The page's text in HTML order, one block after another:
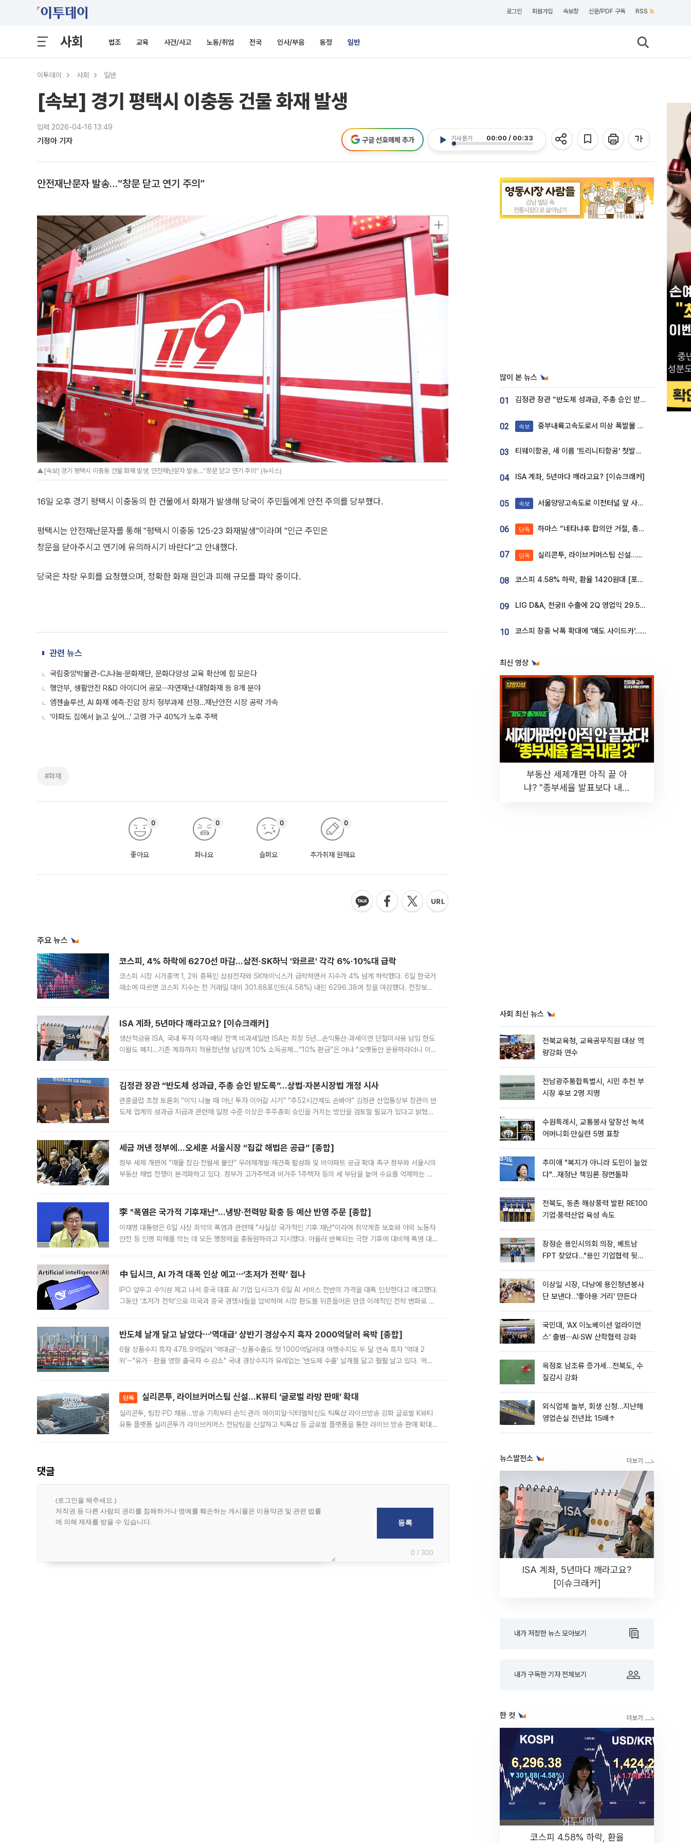
로그인 회원가입 속보창 신문/PDF 구독 RSS
사회 법조 교육 사건/사고 노동/취업 전국 인사/부음 동정 일반
이투데이 사회 일반
[속보] 경기 평택시 이충동 건물 화재 발생
입력 2026-04-16 13:49
기정아 기자 기사 듣기 00:00 / 00:33
구글 선호매체 추가
안전재난문자 발송…“창문 닫고 연기 주의”
▲[속보] 경기 평택시 이충동 건물 화재 발생, 안전재난문자 발송…“창문 닫고 연기 주의” (뉴시스)
16일 오후 경기 평택시 이충동의 한 건물에서 화재가 발생해 당국이 주민들에게 안전 주의를 당부했다.
평택시는 안전재난문자를 통해 "평택시 이충동 125-23 화재발생"이라며 "인근 주민은
창문을 닫아주시고 연기에 유의하시기 바란다"고 안내했다.
당국은 차량 우회를 요청했으며, 정확한 화재 원인과 피해 규모를 파악 중이다.
관련 뉴스
국립중앙박물관-CJ나눔·문화재단, 문화다양성 교육 확산에 힘 모은다
행안부, 생활안전 R&D 아이디어 공모⋯자연재난·대형화재 등 8개 분야
엠젠솔루션, AI 화재 예측·진압 장치 정부과제 선정…재난안전 시장 공략 가속
‘아파도 집에서 늙고 싶어…’ 고령 가구 40%가 노후 주택
#화재
좋아요
0
화나요
0
슬퍼요
0
추가취재 원해요
0
주요 뉴스
코스피, 4% 하락에 6270선 마감…삼전·SK하닉 '와르르' 각각 6%·10%대 급락
코스피 시장 시가총액 1, 2위 종목인 삼성전자와 SK하이닉스가 급락하면서 지수가 4% 넘게 하락했다. 6일 한국거
래소에 따르면 코스피 지수는 전 거래일 대비 301.88포인트(4.58%) 내린 6296.38에 장을 마감했다. 전장보다
ISA 계좌, 5년마다 깨라고요? [이슈크래커]
생산적금융 ISA, 국내 투자 이자·배당 전액 비과세일반 ISA는 최장 5년…손익통산·과세이연 단절미사용 납입 한도
이월도 폐지…기존 계좌까지 적용청년형 납입액 10% 소득공제…“10% 환급”은 아냐 “오랫동안 운용하라더니 이제
김정관 장관 “반도체 성과급, 주총 승인 받도록”…상법·자본시장법 개정 시사
관훈클럽 초청 토론회 “이익 나눌 때 아닌 투자 이어갈 시기” “주52시간제도 손봐야” 김정관 산업통상부 장관이 반
도체 업계의 성과급 지급과 관련해 일정 수준 이상은 주주총회 승인을 거치는 방안을 검토할 필요가 있다고 밝혔다.
세금 꺼낸 정부에…오세훈 서울시장 “집값 해법은 공급” [종합]
정부 세제 개편에 “매물 잠김·전월세 불안” 우려재개발·재건축 활성화 및 비아파트 공급 확대 촉구 정부와 서울시의
부동산 해법 전쟁이 본격화하고 있다. 정부가 고가주택과 비거주 1주택자 등의 세 부담을 높여 수요를 억제하는 카
李 "폭염은 국가적 기후재난"…냉방·전력망 확충 등 예산 반영 주문 [종합]
이재명 대통령은 6일 사상 최악의 폭염과 관련해 "사실상 국가적인 기후 재난"이라며 취약계층 보호와 야외 노동자
안전 등 인명 피해를 막는 데 모든 행정력을 총동원하라고 지시했다. 아울러 반복되는 극한 기후에 대비해 폭염 대응
中 딥시크, AI 가격 대폭 인상 예고⋯‘초저가 전략’ 접나
IPO 앞두고 수익성 제고 나서 중국 대표 AI 기업 딥시크가 6일 AI 서비스 전반의 가격을 대폭 인상한다고 예고했다.
그동안 ‘초저가 전략’으로 미국과 중국 경쟁사들을 압박하며 시장 판도를 뒤흔들어온 만큼 이례적인 전략 변화로 평
반도체 날개 달고 날았다⋯'역대급' 상반기 경상수지 흑자 2000억달러 육박 [종합]
6월 상품수지 흑자 478.9억달러 '역대급'⋯상품수출도 첫 1000억달러대 여행수지도 두 달 연속 흑자 '역대 2
위'⋯"유가ㆍ환율 영향 출국자 수 감소" 국내 경상수지가 유례없는 '반도체 수출' 날개를 달고 훨훨 날고 있다. 역대
단독 실리콘투, 라이브커머스팀 신설…K뷰티 ‘글로벌 라방 판매’ 확대
실리콘투, 팀장·PD 채용…방송 기획부터 손익 관리 에이피알·닥터멜락신도 틱톡샵 라이브방송 강화 글로벌 K뷰티
유통 플랫폼 실리콘투가 라이브커머스 전담팀을 신설하고 틱톡샵 등 글로벌 플랫폼을 통한 라이브 방송 판매 확대에
댓글
0 / 300
많이 본 뉴스
01 김정관 장관 “반도체 성과급, 주총 승인 받도록”…상법·자본시장법 개정 시사
02 속보 중부내륙고속도로서 미상 폭발물 발견
03 티웨이항공, 새 이름 '트리니티항공' 첫발…SSC 전략 본격화
04 ISA 계좌, 5년마다 깨라고요? [이슈크래커]
05 속보 서울양양고속도로 이천터널 앞 사고 발생
06 단독 하마스 “네타냐후 합의안 거절, 총선 앞두고 시간 끌기”
07 단독 실리콘투, 라이브커머스팀 신설…K뷰티 ‘글로벌 판매망’ 확대[K뷰티 라방戰]
08 코스피 4.58% 하락, 환율 1420원대 [포토]
09 LIG D&A, 천궁Ⅱ 수출에 2Q 영업익 29.5%↑…수주잔고 24.6조 [종합]
10 코스피 장중 낙폭 확대에 '매도 사이드카'…외인 2.8조'팔자'· 개인 3.1조 '사자'
최신 영상
부동산 세제개편 아직 끝 아
냐? "종부세율 발표보다 내릴
사회 최신 뉴스
전북교육청, 교육공무직원 대상 역
량강화 연수
전남광주통합특별시, 시민 추천 부
시장 후보 2명 지명
수원특례시, 교통봉사 앞장선 녹색
어머니회·안실련 5명 표창
추미애 "복지가 아니라 도민이 늘었
다"…재정난 책임론 정면돌파
전북도, 동촌 해상풍력 발판 RE100
기업·풍력산업 육성 속도
장정순 용인시의회 의장, 베트남
FPT 찾았다…"용인 기업협력 뒷받
이상일 시장, 다낭에 용인청년봉사
단 보낸다…'좋아용 거리' 만든다
국민대, ‘AX 이노베이션 얼라이언
스’ 출범⋯AI·SW 산학협력 강화
옥정호 남조류 증가세…전북도, 수
질감시 강화
외식업체 놀부, 회생 신청…지난해
영업손실 전년比 15배↑
뉴스발전소
ISA 계좌, 5년마다 깨라고요?
[이슈크래커]
내가 저장한 뉴스 모아보기
내가 구독한 기자 전체보기
한 컷
코스피 4.58% 하락, 환율